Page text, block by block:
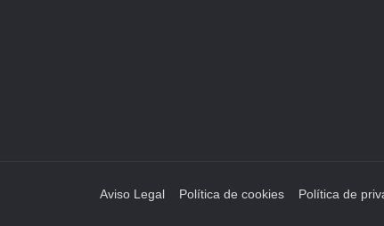
Aviso Legal Política de cookies Política de